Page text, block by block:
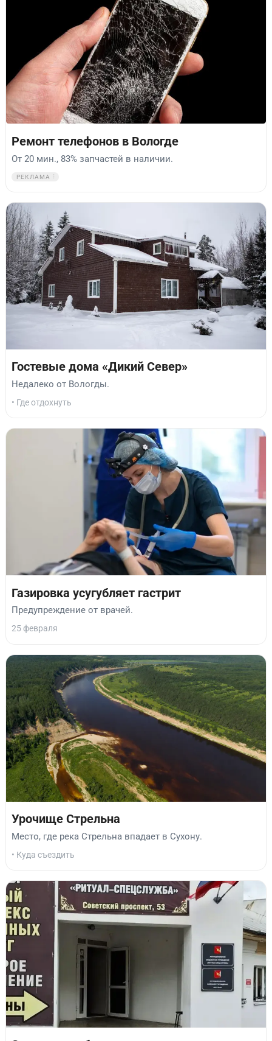
Ремонт телефонов в Вологде
От 20 мин., 83% запчастей в наличии.
РЕКЛАМА
Гостевые дома «Дикий Север»
Недалеко от Вологды.
• Где отдохнуть
Газировка усугубляет гастрит
Предупреждение от врачей.
25 февраля
Урочище Стрельна
Место, где река Стрельна впадает в Сухону.
• Куда съездить